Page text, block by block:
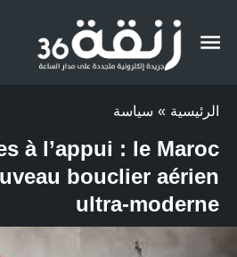
الرئيسية » سياسة
à l’appui : le Maroc
bouclier aérien
ultra-moderne